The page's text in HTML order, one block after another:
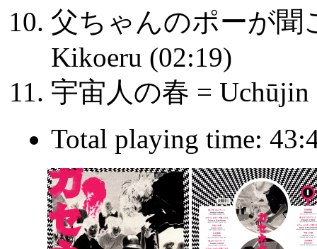
父ちゃんのポーが聞
Kikoeru (02:19)
宇宙人の春 = Uchūjin
Total playing time: